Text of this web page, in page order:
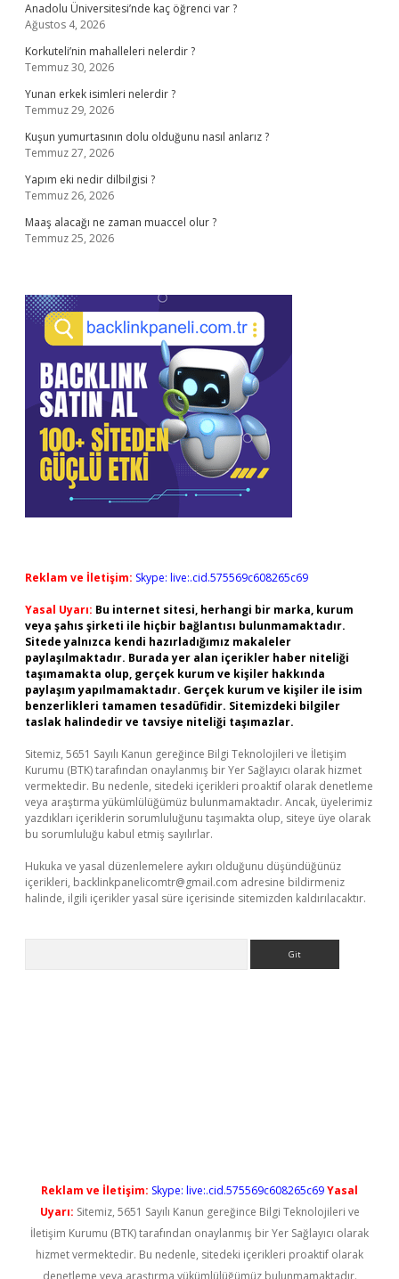
Anadolu Üniversitesi’nde kaç öğrenci var ?
Ağustos 4, 2026
Korkuteli’nin mahalleleri nelerdir ?
Temmuz 30, 2026
Yunan erkek isimleri nelerdir ?
Temmuz 29, 2026
Kuşun yumurtasının dolu olduğunu nasıl anlarız ?
Temmuz 27, 2026
Yapım eki nedir dilbilgisi ?
Temmuz 26, 2026
Maaş alacağı ne zaman muaccel olur ?
Temmuz 25, 2026
Reklam ve İletişim: Skype: live:.cid.575569c608265c69
Yasal Uyarı: Bu internet sitesi, herhangi bir marka, kurum
veya şahıs şirketi ile hiçbir bağlantısı bulunmamaktadır.
Sitede yalnızca kendi hazırladığımız makaleler
paylaşılmaktadır. Burada yer alan içerikler haber niteliği
taşımamakta olup, gerçek kurum ve kişiler hakkında
paylaşım yapılmamaktadır. Gerçek kurum ve kişiler ile isim
benzerlikleri tamamen tesadüfidir. Sitemizdeki bilgiler
taslak halindedir ve tavsiye niteliği taşımazlar.
Sitemiz, 5651 Sayılı Kanun gereğince Bilgi Teknolojileri ve İletişim
Kurumu (BTK) tarafından onaylanmış bir Yer Sağlayıcı olarak hizmet
vermektedir. Bu nedenle, sitedeki içerikleri proaktif olarak denetleme
veya araştırma yükümlülüğümüz bulunmamaktadır. Ancak, üyelerimiz
yazdıkları içeriklerin sorumluluğunu taşımakta olup, siteye üye olarak
bu sorumluluğu kabul etmiş sayılırlar.
Hukuka ve yasal düzenlemelere aykırı olduğunu düşündüğünüz
içerikleri, backlinkpanelicomtr@gmail.com adresine bildirmeniz
halinde, ilgili içerikler yasal süre içerisinde sitemizden kaldırılacaktır.
Reklam ve İletişim: Skype: live:.cid.575569c608265c69Yasal
Uyarı: Sitemiz, 5651 Sayılı Kanun gereğince Bilgi Teknolojileri ve
İletişim Kurumu (BTK) tarafından onaylanmış bir Yer Sağlayıcı olarak
hizmet vermektedir. Bu nedenle, sitedeki içerikleri proaktif olarak
denetleme veya araştırma yükümlülüğümüz bulunmamaktadır.